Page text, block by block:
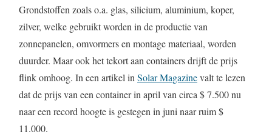
Grondstoffen zoals o.a. glas, silicium, aluminium, koper,
zilver, welke gebruikt worden in de productie van
zonnepanelen, omvormers en montage materiaal, worden
duurder. Maar ook het tekort aan containers drijft de prijs
flink omhoog. In een artikel in Solar Magazinevalt te lezen
dat de prijs van een container in april van circa $ 7.500 nu
naar een record hoogte is gestegen in juni naar ruim $
11.000.